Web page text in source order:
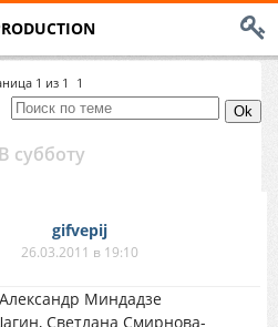
1 из 1 1
В субботу
gifvepij
26.03.2011 в 19:10
Миндадзе
Светлана Смирнова-